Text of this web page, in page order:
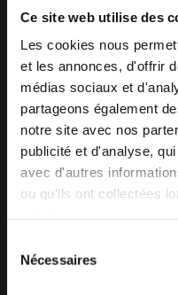
Ce site web utilise des
Les cookies nous
et les annonces, d'offrir
médias sociaux et
partageons également
notre site avec nos
publicité et d'analyse,
avec d'autres
ou qu'ils ont collectées
Nécessaires
Téléphone*
Email*